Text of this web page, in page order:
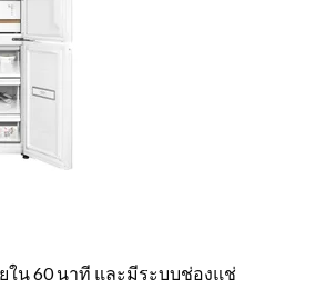
ใน 60 นาที และมีระบบช่องแช่